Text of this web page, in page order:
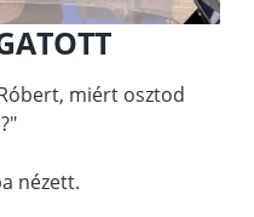
miért osztod
nézett.